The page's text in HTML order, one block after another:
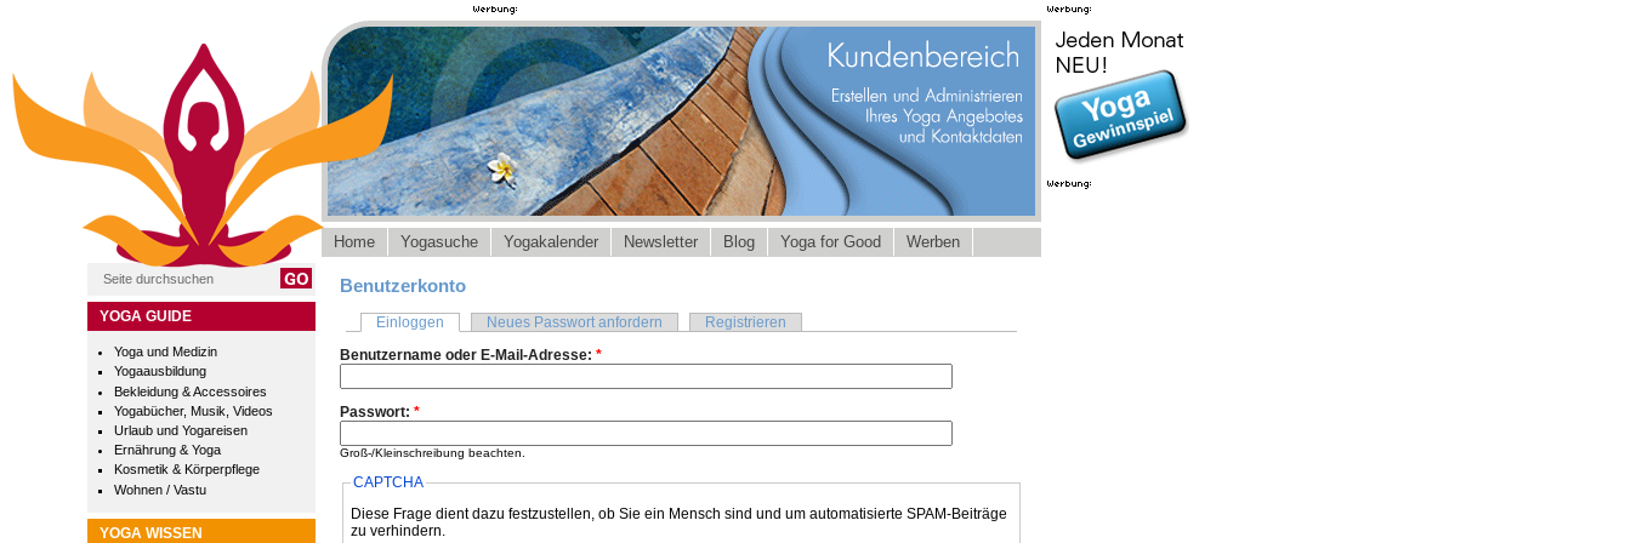
YOGA GUIDE
Yoga und Medizin
Yogaausbildung
Bekleidung & Accessoires
Yogabücher, Musik, Videos
Urlaub und Yogareisen
Ernährung & Yoga
Kosmetik & Körperpflege
Wohnen / Vastu
YOGA WISSEN
Home Yogasuche Yogakalender Newsletter Blog Yoga for Good Werben
Benutzerkonto
Einloggen Neues Passwort anfordern
Registrieren
Benutzername oder E-Mail-Adresse: *
Passwort: *
Groß-/Kleinschreibung beachten.
CAPTCHA
Diese Frage dient dazu festzustellen, ob Sie ein Mensch sind und um automatisierte SPAM-Beiträge
zu verhindern.